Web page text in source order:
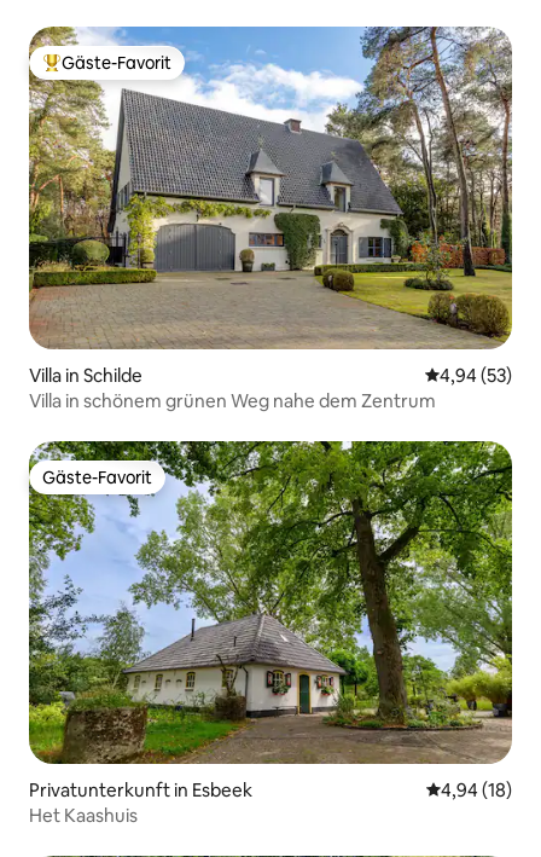
Beliebter Gäste-Favorit.
Gäste-Favorit
Villa in Schilde
4,94 (53)
Villa in schönem grünen Weg nahe dem Zentrum
Gäste-Favorit
Gäste-Favorit
Privatunterkunft in Esbeek
4,94 (18)
Het Kaashuis